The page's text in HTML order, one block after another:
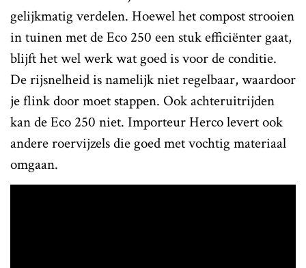
gelijkmatig verdelen. Hoewel het compost strooien
in tuinen met de Eco 250 een stuk efficiënter gaat,
blijft het wel werk wat goed is voor de conditie.
De rijsnelheid is namelijk niet regelbaar, waardoor
je flink door moet stappen. Ook achteruitrijden
kan de Eco 250 niet. Importeur Herco levert ook
andere roervijzels die goed met vochtig materiaal
omgaan.